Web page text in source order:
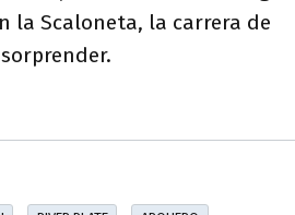
la Scaloneta, la carrera de